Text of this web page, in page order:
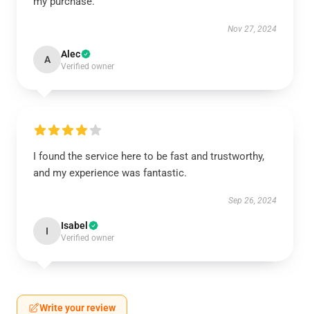
Nov 27, 2024
A Alec
Verified owner
I found the service here to be fast and trustworthy,
and my experience was fantastic.
Sep 26, 2024
I Isabel
Verified owner
Write your review